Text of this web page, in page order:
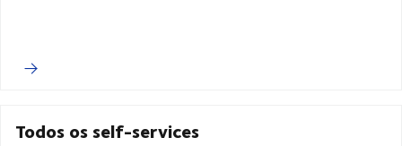
Todos os self-services